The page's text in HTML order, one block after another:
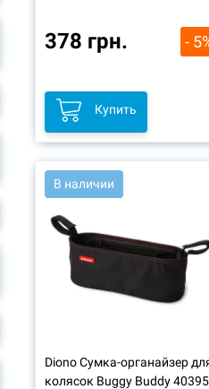
378 грн. -
Купить
В наличии
Diono Сумка-органайзер
колясок Buggy Buddy 40395